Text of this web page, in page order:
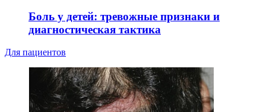
Боль у детей: тревожные признаки и
диагностическая тактика
Для пациентов